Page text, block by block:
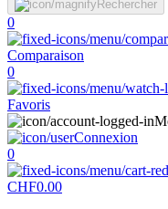
Rechercher
0
Comparaison
0
Favoris
Connexion
0
CHF0.00